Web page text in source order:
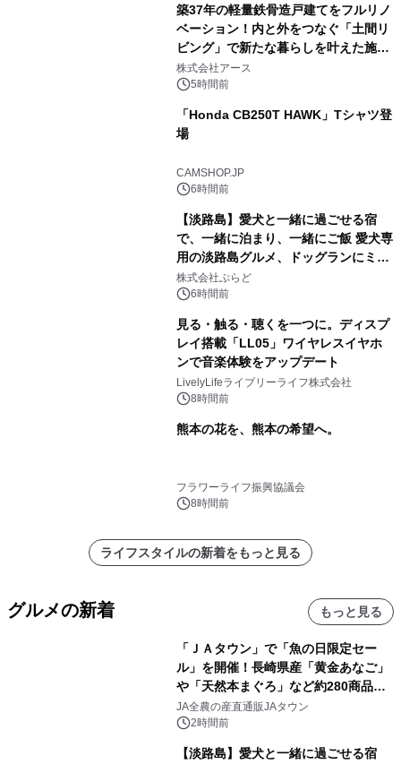
築37年の軽量鉄骨造戸建てをフルリノ
ベーション！内と外をつなぐ「土間リ
ビング」で新たな暮らしを叶えた施工
事例を株式会社アースが公開
株式会社アース
5時間前
「Honda CB250T HAWK」Tシャツ登
場
CAMSHOP.JP
6時間前
【淡路島】愛犬と一緒に過ごせる宿
で、一緒に泊まり、一緒にご飯 愛犬専
用の淡路島グルメ、ドッグランにミニ
プール グランピングとトレーラーハウ
スの2施設で
株式会社ぷらど
6時間前
見る・触る・聴くを一つに。ディスプ
レイ搭載「LL05」ワイヤレスイヤホ
ンで音楽体験をアップデート
LivelyLifeライブリーライフ株式会社
8時間前
熊本の花を、熊本の希望へ。
フラワーライフ振興協議会
8時間前
ライフスタイルの新着をもっと見る
グルメの新着 もっと見る
「ＪＡタウン」で「魚の日限定セー
ル」を開催！長崎県産「黄金あなご」
や「天然本まぐろ」など約280商品を
販売！～毎月１０日の定例企画～
JA全農の産直通販JAタウン
2時間前
【淡路島】愛犬と一緒に過ごせる宿